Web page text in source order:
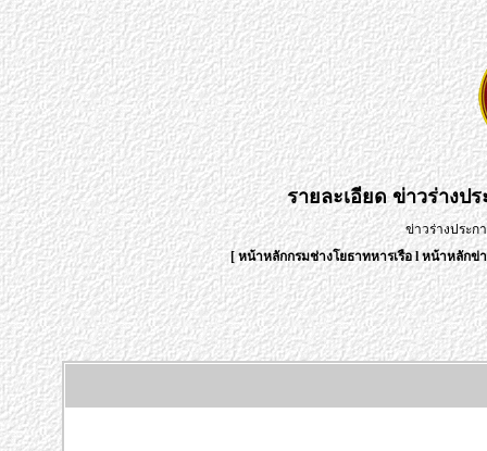
รายละเอียดข่าวร่างป
ข่าวร่างประก
[หน้าหลักกรมช่างโยธาทหารเรือlหน้าหลักข่